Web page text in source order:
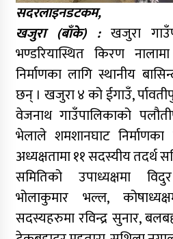
सदरलाइनडटकम,
खजुरा (बाँके) :खजुरा
भण्डरियास्थित किरण
निर्माणका लागि स्थानीय
छन् । खजुरा ४ को ईगाउँ,
वेजनाथ गाउँपालिकाको
भेलाले शमशानघाट
अध्यक्षतामा ११ सदस्यीय तदर्थ
समितिको उपाध्यक्षमा
भोलाकुमार भल्ल,
सदस्यहरुमा रविन्द्र सुनार,